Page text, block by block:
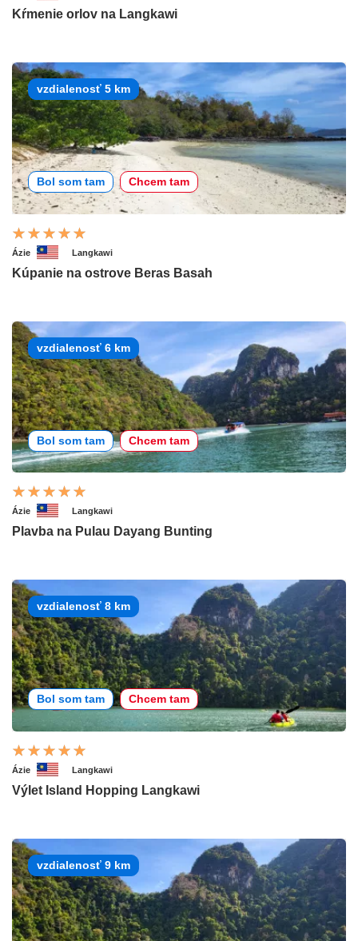
Kŕmenie orlov na Langkawi
vzdialenosť 5 km
Bol som tam Chcem tam
Ázie Langkawi
Kúpanie na ostrove Beras Basah
vzdialenosť 6 km
Bol som tam Chcem tam
Ázie Langkawi
Plavba na Pulau Dayang Bunting
vzdialenosť 8 km
Bol som tam Chcem tam
Ázie Langkawi
Výlet Island Hopping Langkawi
vzdialenosť 9 km